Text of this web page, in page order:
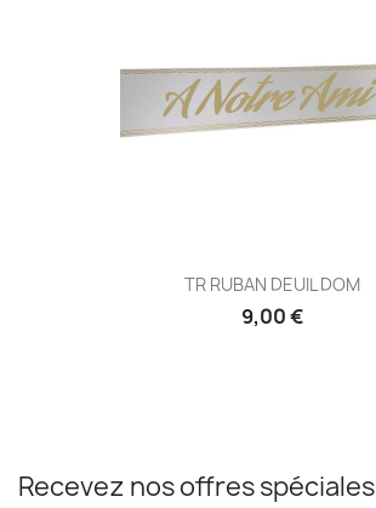
TR RUBAN DEUIL DOM
9,00 €
Recevez nos offres spéciales